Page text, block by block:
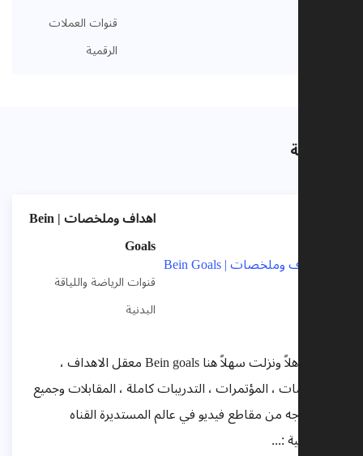
قنوات العملات
الرقمية
ذات صلة
اهداف وملخصات | Bein
Goals
قنوات الرياضة واللياقة
البدنية
حللت اهلاً ونزلت سهلاً هنا Bein goals معقل الاهداف ،
الملخصات ، المؤتمرات ، التدريبات كاملة ، المقابلات وجميع
ما تحتاجه من مقاطع فيديو في عالم المستديرة القناه
الاساسية :...